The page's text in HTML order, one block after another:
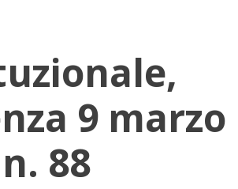
9 marzo
88